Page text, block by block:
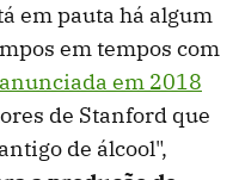
em pauta há algum
em tempos com
em 2018
de Stanford que
de álcool",